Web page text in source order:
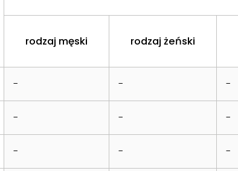
rodzaj męski rodzaj żeński
- - -
- - -
- - -